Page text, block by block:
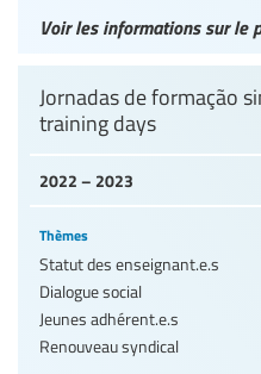
Voir les informations sur le
2022 – 2023
Jornadas de formação
training days
Thèmes
Statut des enseignant.e.s
Dialogue social
Jeunes adhérent.e.s
Renouveau syndical